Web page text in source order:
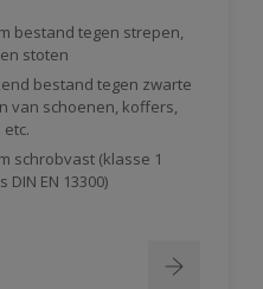
bestand tegen strepen,
stoten
bestand tegen zwarte
van schoenen, koffers,
schrobvast (klasse 1
DIN EN 13300)